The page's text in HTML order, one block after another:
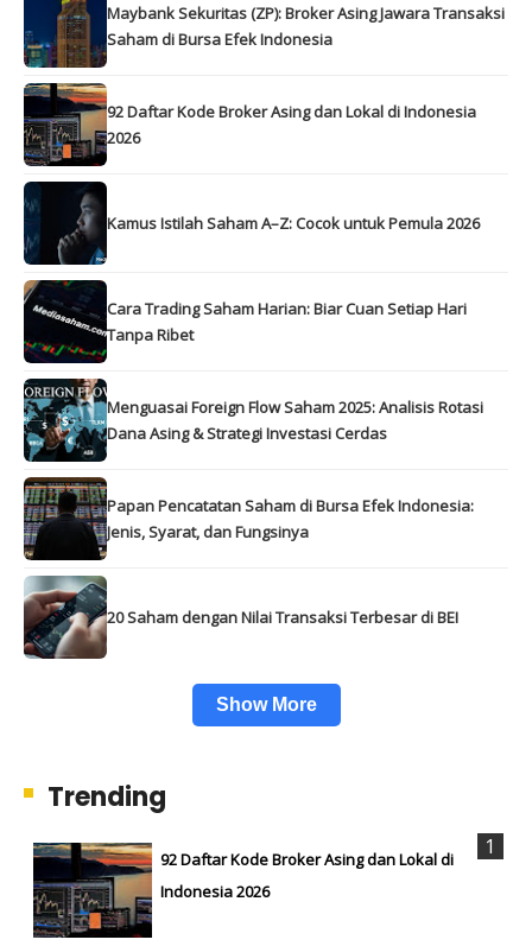
Maybank Sekuritas (ZP): Broker Asing Jawara Transaksi
Saham di Bursa Efek Indonesia
92 Daftar Kode Broker Asing dan Lokal di Indonesia
2026
Kamus Istilah Saham A–Z: Cocok untuk Pemula 2026
Cara Trading Saham Harian: Biar Cuan Setiap Hari
Tanpa Ribet
Menguasai Foreign Flow Saham 2025: Analisis Rotasi
Dana Asing & Strategi Investasi Cerdas
Papan Pencatatan Saham di Bursa Efek Indonesia:
Jenis, Syarat, dan Fungsinya
20 Saham dengan Nilai Transaksi Terbesar di BEI
Show More
Trending
92 Daftar Kode Broker Asing dan Lokal di
Indonesia 2026